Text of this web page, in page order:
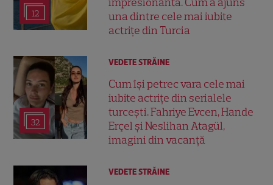
12
una dintre cele mai iubite
actrițe din Turcia
32
VEDETE STRĂINE
Cum își petrec vara cele mai
iubite actrițe din serialele
turcești. Fahriye Evcen, Hande
Erçel și Neslihan Atagül,
imagini din vacanță
VEDETE STRĂINE